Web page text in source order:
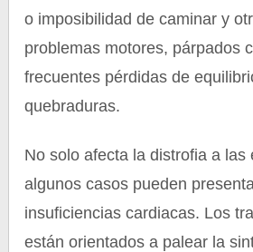
o imposibilidad de caminar y
problemas motores, párpados
frecuentes pérdidas de
quebraduras.
No solo afecta la distrofia a las
algunos casos pueden
insuficiencias cardiacas. Los
están orientados a palear la